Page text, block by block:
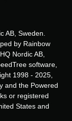
AB, Sweden.
by Rainbow
Nordic AB,
software,
1998 - 2025,
and the Powered
or registered
States and